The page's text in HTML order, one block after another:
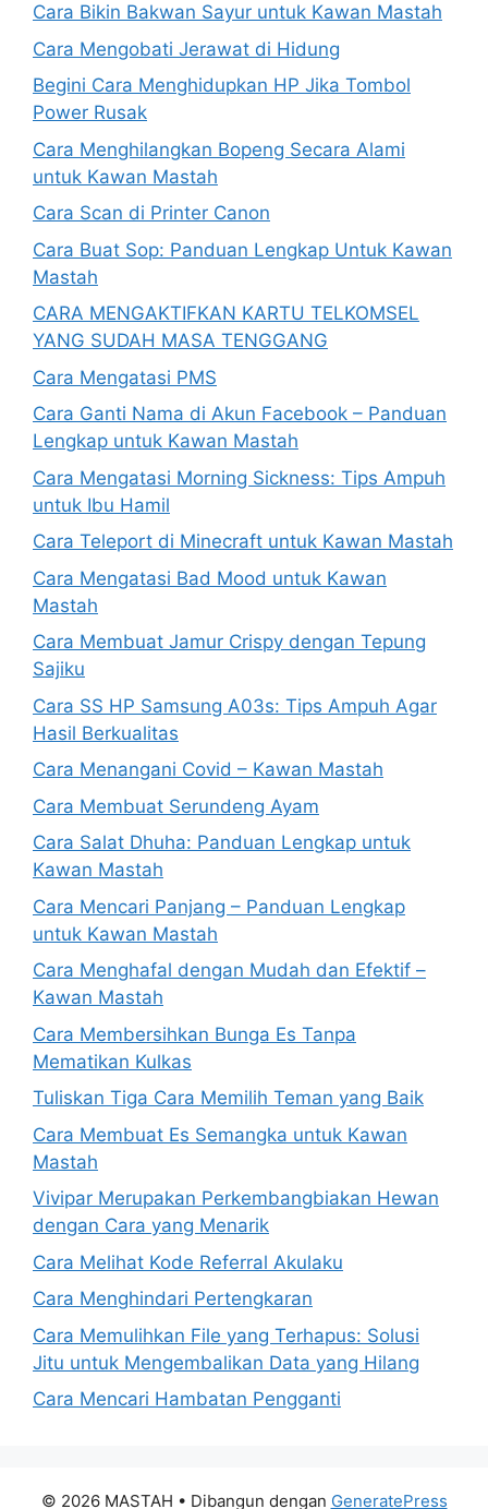
Cara Bikin Bakwan Sayur untuk Kawan Mastah
Cara Mengobati Jerawat di Hidung
Begini Cara Menghidupkan HP Jika Tombol
Power Rusak
Cara Menghilangkan Bopeng Secara Alami
untuk Kawan Mastah
Cara Scan di Printer Canon
Cara Buat Sop: Panduan Lengkap Untuk Kawan
Mastah
CARA MENGAKTIFKAN KARTU TELKOMSEL
YANG SUDAH MASA TENGGANG
Cara Mengatasi PMS
Cara Ganti Nama di Akun Facebook – Panduan
Lengkap untuk Kawan Mastah
Cara Mengatasi Morning Sickness: Tips Ampuh
untuk Ibu Hamil
Cara Teleport di Minecraft untuk Kawan Mastah
Cara Mengatasi Bad Mood untuk Kawan
Mastah
Cara Membuat Jamur Crispy dengan Tepung
Sajiku
Cara SS HP Samsung A03s: Tips Ampuh Agar
Hasil Berkualitas
Cara Menangani Covid – Kawan Mastah
Cara Membuat Serundeng Ayam
Cara Salat Dhuha: Panduan Lengkap untuk
Kawan Mastah
Cara Mencari Panjang – Panduan Lengkap
untuk Kawan Mastah
Cara Menghafal dengan Mudah dan Efektif –
Kawan Mastah
Cara Membersihkan Bunga Es Tanpa
Mematikan Kulkas
Tuliskan Tiga Cara Memilih Teman yang Baik
Cara Membuat Es Semangka untuk Kawan
Mastah
Vivipar Merupakan Perkembangbiakan Hewan
dengan Cara yang Menarik
Cara Melihat Kode Referral Akulaku
Cara Menghindari Pertengkaran
Cara Memulihkan File yang Terhapus: Solusi
Jitu untuk Mengembalikan Data yang Hilang
Cara Mencari Hambatan Pengganti
© 2026 MASTAH • Dibangun dengan GeneratePress